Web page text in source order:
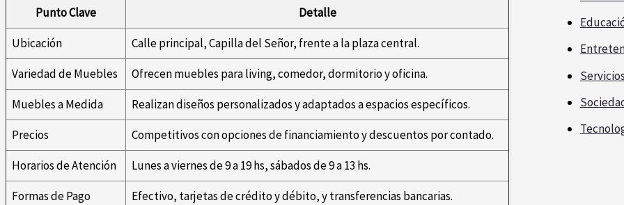
Punto Clave
Detalle
Ubicación
Calle principal, Capilla del Señor, frente a la plaza central.
Variedad de Muebles
Ofrecen muebles para living, comedor, dormitorio y oficina.
Muebles a Medida
Realizan diseños personalizados y adaptados a espacios específicos.
Precios
Competitivos con opciones de financiamiento y descuentos por contado.
Horarios de Atención
Lunes a viernes de 9 a 19 hs, sábados de 9 a 13 hs.
Formas de Pago
Efectivo, tarjetas de crédito y débito, y transferencias bancarias.
Servicios